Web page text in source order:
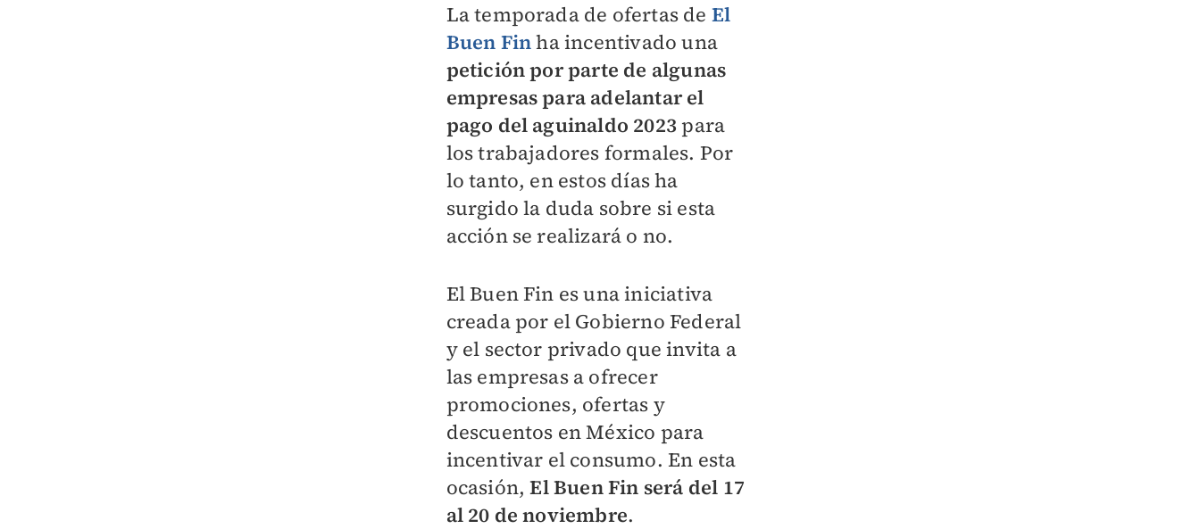
La temporada de ofertas de El
Buen Finha incentivado una
petición por parte de algunas
empresas para adelantar el
pago del aguinaldo 2023 para
los trabajadores formales. Por
lo tanto, en estos días ha
surgido la duda sobre si esta
acción se realizará o no.
El Buen Fin es una iniciativa
creada por el Gobierno Federal
y el sector privado que invita a
las empresas a ofrecer
promociones, ofertas y
descuentos en México para
incentivar el consumo. En esta
ocasión,El Buen Fin será del 17
al 20 de noviembre.